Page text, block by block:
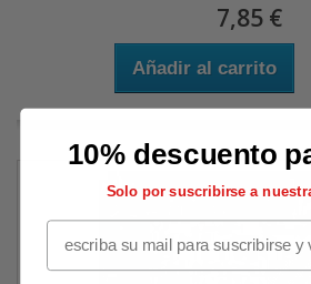
7,85 €
Añadir al carrito
10% descuento
Solo por suscribirse a